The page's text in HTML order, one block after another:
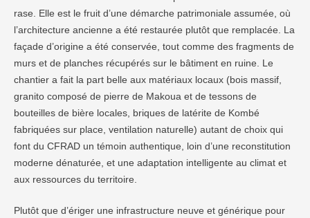
rase. Elle est le fruit d’une démarche patrimoniale assumée, où
l’architecture ancienne a été restaurée plutôt que remplacée. La
façade d’origine a été conservée, tout comme des fragments de
murs et de planches récupérés sur le bâtiment en ruine. Le
chantier a fait la part belle aux matériaux locaux (bois massif,
granito composé de pierre de Makoua et de tessons de
bouteilles de bière locales, briques de latérite de Kombé
fabriquées sur place, ventilation naturelle) autant de choix qui
font du CFRAD un témoin authentique, loin d’une reconstitution
moderne dénaturée, et une adaptation intelligente au climat et
aux ressources du territoire.
Plutôt que d’ériger une infrastructure neuve et générique pour